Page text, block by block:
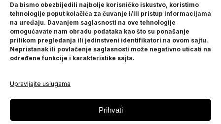
Da bismo obezbijedili najbolje korisničko iskustvo, koristimo
tehnologije poput kolačića za čuvanje i/ili pristup informacijama
na uređaju. Davanjem saglasnosti na ove tehnologije
omogućavate nam obradu podataka kao što su ponašanje
prilikom pregledanja ili jedinstveni identifikatori na ovom sajtu.
Nepristanak ili povlačenje saglasnosti može negativno uticati na
određene funkcije i karakteristike sajta.
Upravljajte uslugama
Prihvati
O nama
Kontakt
POMOĆ
Politika privatnosti
PRATITE NAS
Instagram